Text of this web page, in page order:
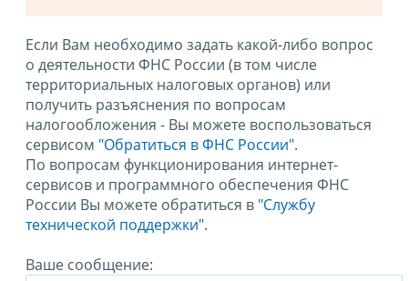
Если Вам необходимо задать какой-либо вопрос
о деятельности ФНС России (в том числе
территориальных налоговых органов) или
получить разъяснения по вопросам
налогообложения - Вы можете воспользоваться
сервисом "Обратиться в ФНС России".
По вопросам функционирования интернет-
сервисов и программного обеспечения ФНС
России Вы можете обратиться в "Службу
технической поддержки".
Ваше сообщение: